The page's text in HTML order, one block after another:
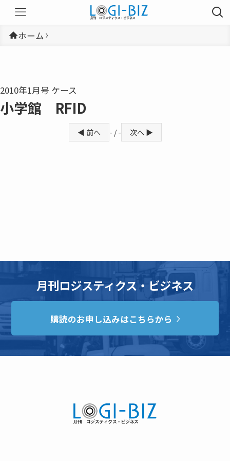
ホーム
2010年1月号 ケース
小学館 RFID
◀ 前へ - / - 次へ ▶
月刊ロジスティクス・ビジネス
購読のお申し込みはこちらから